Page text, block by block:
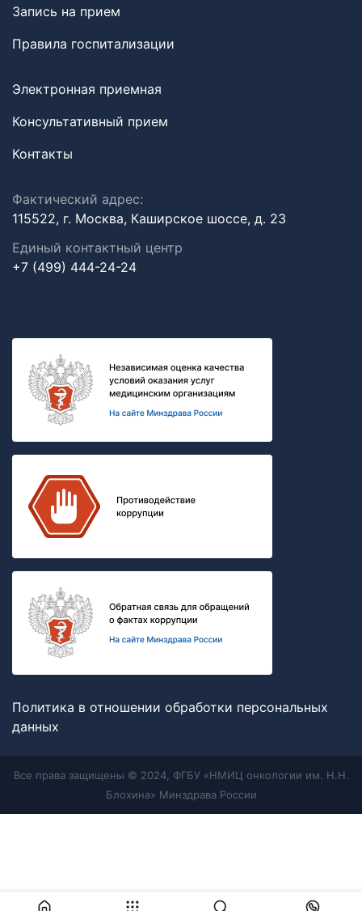
Запись на прием
Правила госпитализации
Электронная приемная
Консультативный прием
Контакты
Фактический адрес:
115522, г. Москва, Каширское шоссе, д. 23
Единый контактный центр
+7 (499) 444-24-24
Политика в отношении обработки персональных
данных
Все права защищены © 2024, ФГБУ «НМИЦ онкологии им. Н.Н.
Блохина» Минздрава России